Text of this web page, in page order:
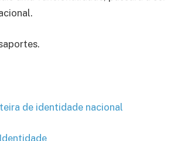
de identidade nacional